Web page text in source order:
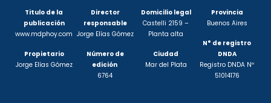
Titulo de la
publicación
www.mdphoy.com
Propietario
Jorge Elías Gómez
Director
responsable
Jorge Elías Gómez
Número de
edición
6764
Domicilio legal
Castelli 2159 –
Planta alta
Ciudad
Mar del Plata
Provincia
Buenos Aires
N° de registro
DNDA
Registro DNDA Nº
51014176